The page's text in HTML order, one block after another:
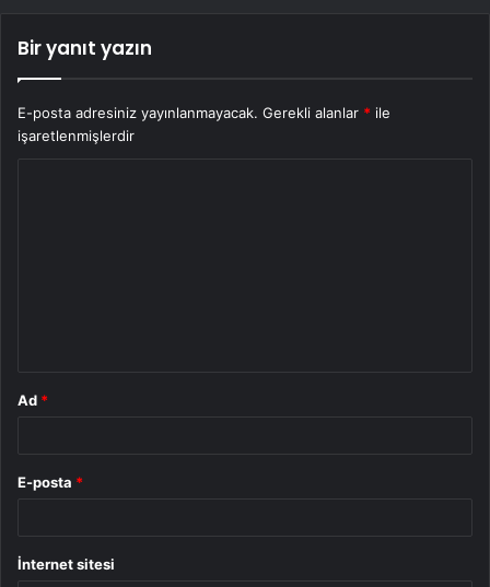
Bir yanıt yazın
E-posta adresiniz yayınlanmayacak. Gerekli alanlar * ile
işaretlenmişlerdir
Ad *
E-posta *
İnternet sitesi